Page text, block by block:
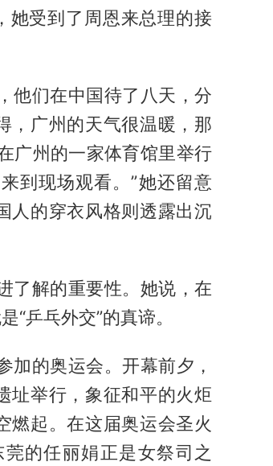
她受到了周恩来总理的接
他们在中国待了八天，分
，广州的天气很温暖，那
广州的一家体育馆里举行
到现场观看。”她还留意
人的穿衣风格则透露出沉
了解的重要性。她说，在
乒乓外交”的真谛。
加的奥运会。开幕前夕，
址举行，象征和平的火炬
燃起。在这届奥运会圣火
的任丽娟正是女祭司之